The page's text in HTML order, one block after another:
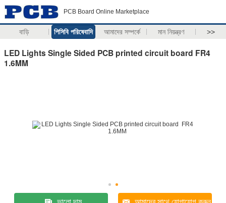
PCB Board Online Marketplace
বাড়ি পিসিবি পরিষেবাদি আমাদের সম্পর্কে মান নিয়ন্ত্রণ >>
LED Lights Single Sided PCB printed circuit board FR4
1.6MM